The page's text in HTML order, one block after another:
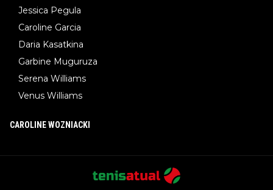
Jessica Pegula
Caroline Garcia
Daria Kasatkina
Garbine Muguruza
Serena Williams
Venus Williams
CAROLINE WOZNIACKI